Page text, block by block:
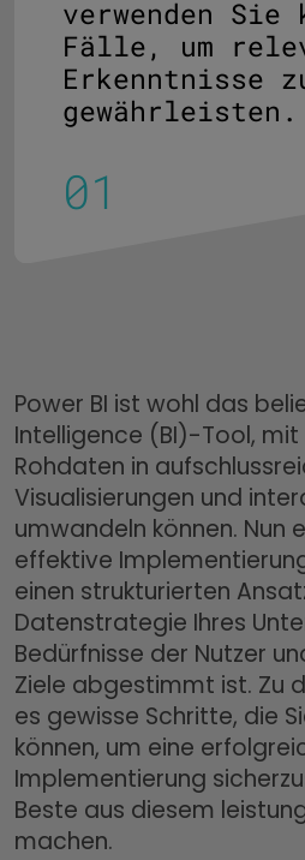
verwenden Sie
Fälle, um
Erkenntnisse
gewährleisten.
Power BI ist wohl das
Intelligence (BI)-Tool,
Rohdaten in
Visualisierungen und
umwandeln können. Nun
effektive
einen strukturierten
Datenstrategie Ihres
Bedürfnisse der Nutzer
Ziele abgestimmt ist. Zu
es gewisse Schritte, die
können, um eine
Implementierung
Beste aus diesem
machen.